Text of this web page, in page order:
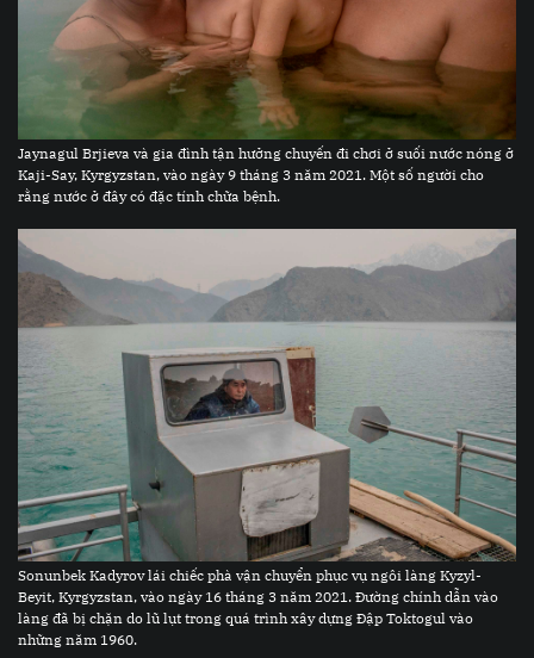
Jaynagul Brjieva và gia đình tận hưởng chuyến đi chơi ở suối nước nóng ở
Kaji-Say, Kyrgyzstan, vào ngày 9 tháng 3 năm 2021. Một số người cho
rằng nước ở đây có đặc tính chữa bệnh.
Sonunbek Kadyrov lái chiếc phà vận chuyển phục vụ ngôi làng Kyzyl-
Beyit, Kyrgyzstan, vào ngày 16 tháng 3 năm 2021. Đường chính dẫn vào
làng đã bị chặn do lũ lụt trong quá trình xây dựng Đập Toktogul vào
những năm 1960.